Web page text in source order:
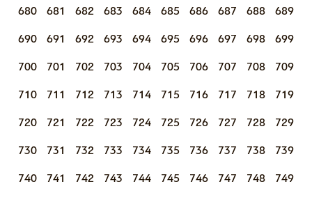
680 681 682 683 684 685 686 687 688 689
690 691 692 693 694 695 696 697 698 699
700 701 702 703 704 705 706 707 708 709
710 711 712 713 714 715 716 717 718 719
720 721 722 723 724 725 726 727 728 729
730 731 732 733 734 735 736 737 738 739
740 741 742 743 744 745 746 747 748 749